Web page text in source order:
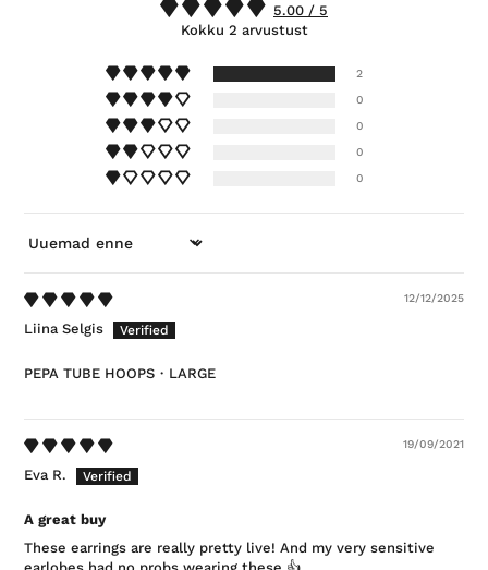
5.00 / 5
Kokku 2 arvustust
2
0
0
0
0
SORTEERI
12/12/2025
Liina Selgis
PEPA TUBE HOOPS・LARGE
19/09/2021
Eva R.
A great buy
These earrings are really pretty live! And my very sensitive